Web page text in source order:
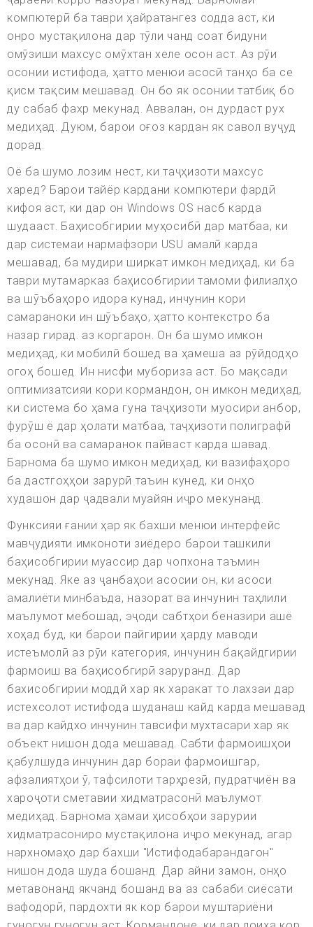
компютерӣ ба таври ҳайратангез содда аст, ки
онро мустақилона дар тӯли чанд соат бидуни
омӯзиши махсус омӯхтан хеле осон аст. Аз рӯи
осонии истифода, ҳатто менюи асосӣ танҳо ба се
қисм тақсим мешавад. Он бо як осонии татбиқ бо
ду сабаб фахр мекунад. Аввалан, он дурдаст рух
медиҳад. Дуюм, барои оғоз кардан як савол вуҷуд
дорад.
Оё ба шумо лозим нест, ки таҷҳизоти махсус
харед? Барои тайёр кардани компютери фардӣ
кифоя аст, ки дар он Windows OS насб карда
шудааст. Баҳисобгирии муҳосибӣ дар матбаа, ки
дар системаи нармафзори USU амалӣ карда
мешавад, ба мудири ширкат имкон медиҳад, ки ба
таври мутамарказ баҳисобгирии тамоми филиалҳо
ва шӯъбаҳоро идора кунад, инчунин кори
самараноки ин шӯъбаҳо, ҳатто контекстро ба
назар гирад. аз коргарон. Он ба шумо имкон
медиҳад, ки мобилӣ бошед ва ҳамеша аз рӯйдодҳо
огоҳ бошед. Ин нисфи мубориза аст. Бо мақсади
оптимизатсияи кори кормандон, он имкон медиҳад,
ки система бо ҳама гуна таҷҳизоти муосири анбор,
фурӯш ё дар ҳолати матбаа, таҷҳизоти полиграфӣ
ба осонӣ ва самаранок пайваст карда шавад.
Барнома ба шумо имкон медиҳад, ки вазифаҳоро
ба дастгоҳҳои зарурӣ таъин кунед, ки онҳо
худашон дар ҷадвали муайян иҷро мекунанд.
Функсияи ғании ҳар як бахши менюи интерфейс
мавҷудияти имконоти зиёдеро барои ташкили
баҳисобгирии муассир дар чопхона таъмин
мекунад. Яке аз ҷанбаҳои асосии он, ки асоси
амалиёти минбаъда, назорат ва инчунин таҳлили
маълумот мебошад, эҷоди сабтҳои беназири ашё
хоҳад буд, ки барои пайгирии ҳарду маводи
истеъмолӣ аз рӯи категория, инчунин бақайдгирии
фармоиш ва баҳисобгирӣ заруранд. Дар
бахисобгирии моддй хар як харакат то лахзаи дар
истехсолот истифода шуданаш кайд карда мешавад
ва дар кайдхо инчунин тавсифи мухтасари хар як
объект нишон дода мешавад. Сабти фармоишҳои
қабулшуда инчунин дар бораи фармоишгар,
афзалиятҳои ӯ, тафсилоти тарҳрезӣ, пудратчиён ва
хароҷоти сметавии хидматрасонӣ маълумот
медиҳад. Барнома ҳамаи ҳисобҳои зарурии
хидматрасониро мустақилона иҷро мекунад, агар
нархномаҳо дар бахши "Истифодабарандагон"
нишон дода шуда бошанд. Дар айни замон, онҳо
метавонанд якчанд бошанд ва аз сабаби сиёсати
вафодорӣ, пардохти як кор барои муштариёни